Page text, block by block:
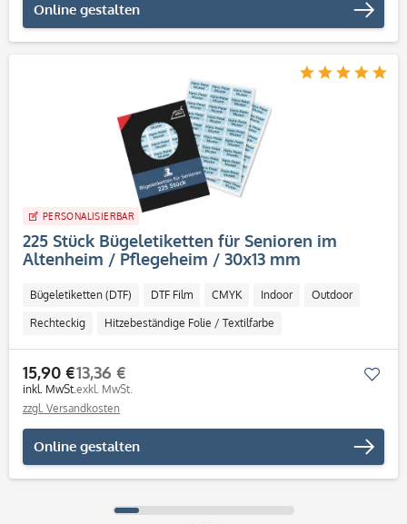
Online gestalten
PERSONALISIERBAR
225 Stück Bügeletiketten für Senioren im
Altenheim / Pflegeheim / 30x13 mm
Bügeletiketten (DTF) DTF Film CMYK Indoor Outdoor
Rechteckig Hitzebeständige Folie / Textilfarbe
15,90 €
inkl. MwSt.
13,36 €
exkl. MwSt.
zzgl. Versandkosten
Online gestalten